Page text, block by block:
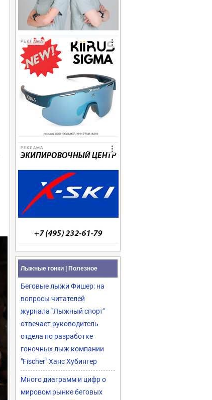
РЕКЛАМА
РЕКЛАМА
Лыжные гонки | Полезное
Беговые лыжи Фишер: на
вопросы читателей
журнала "Лыжный спорт"
отвечает руководитель
отдела по разработке
гоночных лыж компании
"Fischer" Ханс Хубингер
Много диаграмм и цифр о
мировом рынке беговых